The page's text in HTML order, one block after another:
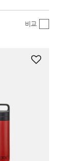
비교